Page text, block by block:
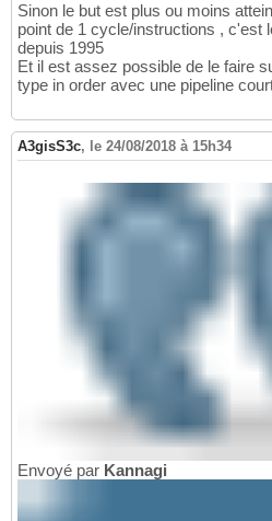
Sinon le but est plus ou moins
point de 1 cycle/instructions , c'est
depuis 1995
Et il est assez possible de le faire
type in order avec une pipeline
A3gisS3c, le 24/08/2018 à 15h34
Envoyé par Kannagi